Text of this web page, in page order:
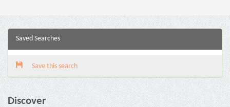
Saved Searches
Save this search
Discover